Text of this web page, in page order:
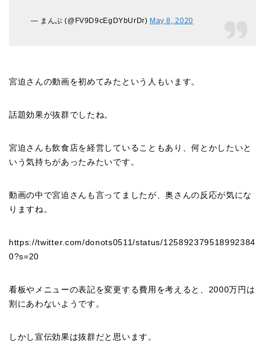
— まんぶ (@FV9D9cEgDYbUrDr) May 8, 2020
宮迫さんの動画を初めてみたという人もいます。
話題効果が抜群でしたね。
宮迫さんも飲食店を経営していることもあり、何とかしたいと
いう気持ちがあったみたいです。
動画の中で宮迫さんも言ってましたが、奥さんの反応が気にな
りますね。
https://twitter.com/donots0511/status/125892379518992384
0?s=20
看板やメニューの表記を変更する費用を考えると、2000万円は
割にあわないようです。
しかし宣伝効果は抜群だと思います。